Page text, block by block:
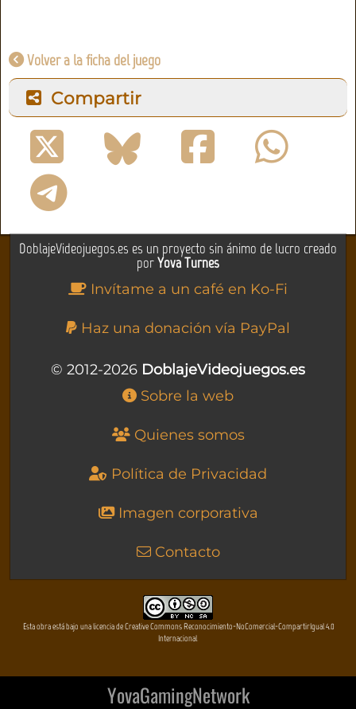
Volver a la ficha del juego
Compartir
DoblajeVideojuegos.es es un proyecto sin ánimo de lucro creado
porYova Turnes
Invítame a un café en Ko-Fi
Haz una donación vía PayPal
© 2012-2026 DoblajeVideojuegos.es
Sobre la web
Quienes somos
Política de Privacidad
Imagen corporativa
Contacto
Esta obra está bajo una licencia de Creative Commons Reconocimiento-NoComercial-CompartirIgual 4.0
Internacional
YovaGamingNetwork